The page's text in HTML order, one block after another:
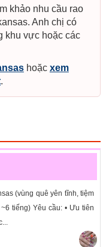
khảo nhu cầu rao
Anh chị có
khu vực hoặc các
hoặc xem
.
(vùng quê yên tĩnh, tiệm
tiếng) Yêu cầu: • Ưu tiên